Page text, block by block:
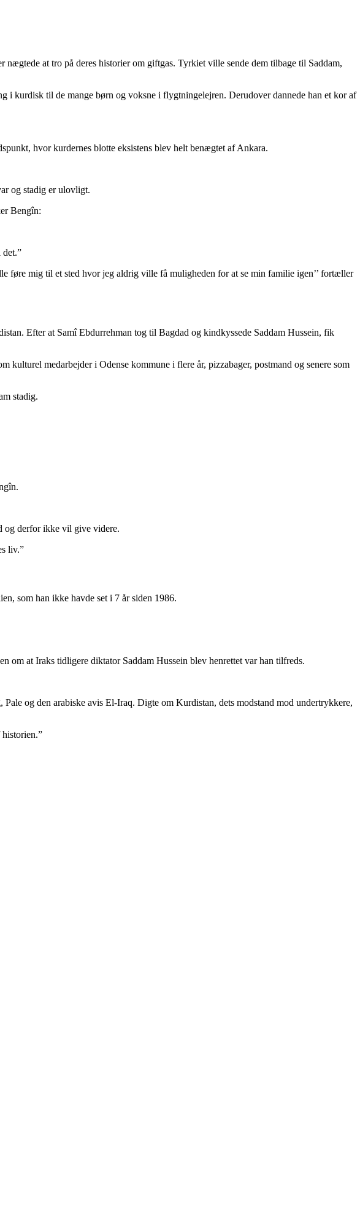
at tro på deres historier om giftgas. Tyrkiet ville sende dem tilbage til Saddam,
kurdisk til de mange børn og voksne i flygtningelejren. Derudover dannede han et kor af
hvor kurdernes blotte eksistens blev helt benægtet af Ankara.
og stadig er ulovligt.
Bengîn:
det.”
føre mig til et sted hvor jeg aldrig ville få muligheden for at se min familie igen’’ fortæller
Efter at Samî Ebdurrehman tog til Bagdad og kindkyssede Saddam Hussein, fik
kulturel medarbejder i Odense kommune i flere år, pizzabager, postmand og senere som
stadig.
og derfor ikke vil give videre.
liv.”
som han ikke havde set i 7 år siden 1986.
om at Iraks tidligere diktator Saddam Hussein blev henrettet var han tilfreds.
og den arabiske avis El-Iraq. Digte om Kurdistan, dets modstand mod undertrykkere,